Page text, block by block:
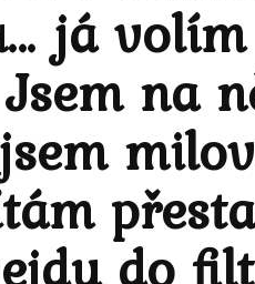
já
na
do